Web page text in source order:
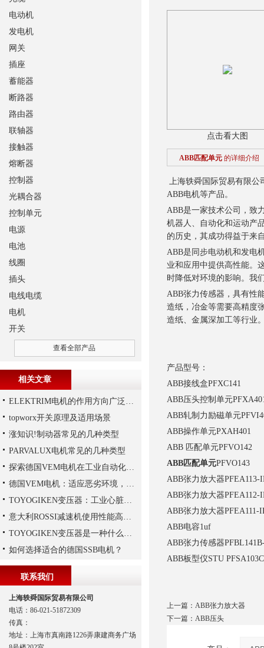
点击看大图
ABB匹配单元 的详细介绍
上海轶舜国际贸易有限公
ABB电机等产品。
ABB是一家技术公司，致
机器人、自动化和运动产
的历史，其成功得益于来
ABB是同步电动机和发电
业和应用中提供高性能。
时降低对环境的影响。我
ABB张力传感器，具有性
造纸，冶金等需要高精度
造纸、金属深加工等行业
产品型号：
ABB接线盒PFXC141
ABB压头控制单元
ABB轧制力励磁单元
ABB操作单元PXAH401
ABB 匹配单元PFVO142
ABB匹配单元
ABB张力放大器
ABB张力放大器
ABB张力放大器
ABB电容1uf
ABB张力传感器
ABB板型仪STU PFSA103C
上一篇： ABB张力放大器
下一篇： ABB压头
电动机
发电机
网关
插座
蓄能器
断路器
路由器
联轴器
接触器
熔断器
控制器
光耦合器
控制单元
电源
电池
线圈
插头
电线电缆
电机
开关
查看全部产品
相关文章
ELEKTRIM电机的作用方向广泛且多元化
topworx开关原理及适用场景
涨知识!制动器常见的几种类型
PARVALUX电机常见的几种类型
探索德国VEM电机在工业自动化中的应用
德国VEM电机：适应恶劣环境，保障工业生产连续性
TOYOGIKEN变压器：工业心脏的“隐形守护者”
意大利ROSSI减速机使用性能高、持久，运行平稳
TOYOGIKEN变压器是一种什么设备
如何选择适合的德国SSB电机？
联系我们
上海轶舜国际贸易有限公司
电话：86-021-51872309
传真：
地址：上海市真南路1226弄康建商务广场